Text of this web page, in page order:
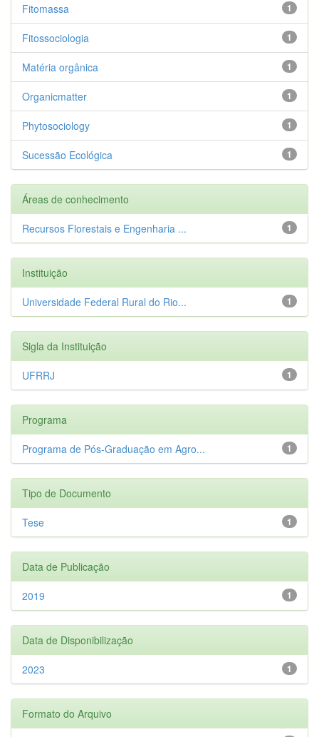
1
Fitomassa
1
Fitossociologia
1
Matéria orgânica
1
Organicmatter
1
Phytosociology
1
Sucessão Ecológica
Áreas de conhecimento
1
Recursos Florestais e Engenharia ...
Instituição
1
Universidade Federal Rural do Rio...
Sigla da Instituição
1
UFRRJ
Programa
1
Programa de Pós-Graduação em Agro...
Tipo de Documento
1
Tese
Data de Publicação
1
2019
Data de Disponibilização
1
2023
Formato do Arquivo